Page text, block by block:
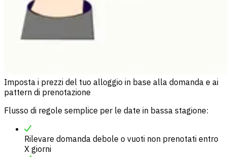
Imposta i prezzi del tuo alloggio in base alla domanda e ai
pattern di prenotazione
Flusso di regole semplice per le date in bassa stagione:
Rilevare domanda debole o vuoti non prenotati entro
X giorni